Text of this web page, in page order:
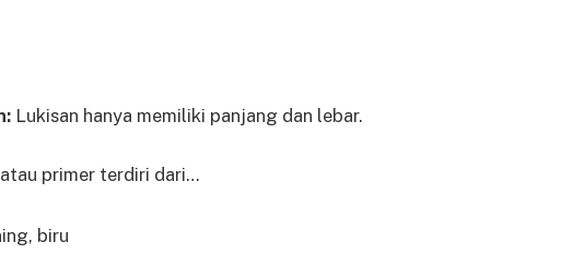
Lukisan hanya memiliki panjang dan lebar.
primer terdiri dari…
biru